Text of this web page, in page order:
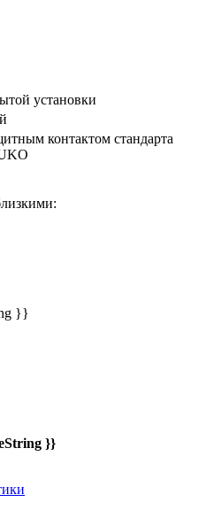
установки
контактом стандарта
}}
}}